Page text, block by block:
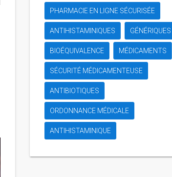
PHARMACIE EN LIGNE SÉCURISÉE
ANTIHISTAMINIQUES GÉNÉRIQUES
BIOÉQUIVALENCE MÉDICAMENTS
SÉCURITÉ MÉDICAMENTEUSE
ANTIBIOTIQUES
ORDONNANCE MÉDICALE
ANTIHISTAMINIQUE